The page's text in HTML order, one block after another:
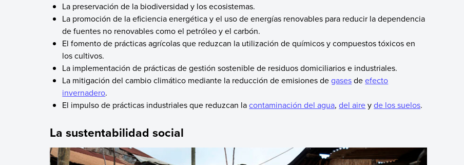
La preservación de la biodiversidad y los ecosistemas.
La promoción de la eficiencia energética y el uso de energías renovables para reducir la dependencia
de fuentes no renovables como el petróleo y el carbón.
El fomento de prácticas agrícolas que reduzcan la utilización de químicos y compuestos tóxicos en
los cultivos.
La implementación de prácticas de gestión sostenible de residuos domiciliarios e industriales.
La mitigación del cambio climático mediante la reducción de emisiones degasesdeefecto
invernadero.
El impulso de prácticas industriales que reduzcan lacontaminación del agua,del aireyde los suelos.
La sustentabilidad social